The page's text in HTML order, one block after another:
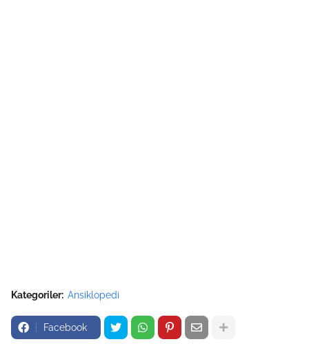
Kategoriler: Ansiklopedi
Facebook